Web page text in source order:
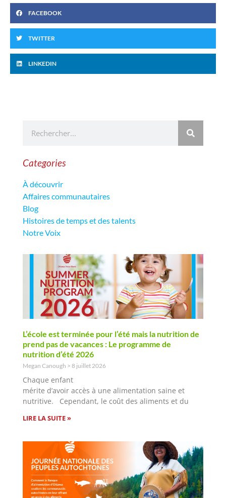
FACEBOOK
TWITTER
LINKEDIN
Categories
À découvrir
Affaires communautaires
Blog
Histoires de temps et des talents
Notre Voix
L’école est terminée pour l’été mais la nutrition de
prend pas de vacances : Le programme de
nutrition d’été 2026
Megan Canough 8 juillet 2026
Chaque enfant
mérite d’avoir accès à une alimentation saine et
nutritive. Cependant, le coût des aliments et du
LIRE LA SUITE »